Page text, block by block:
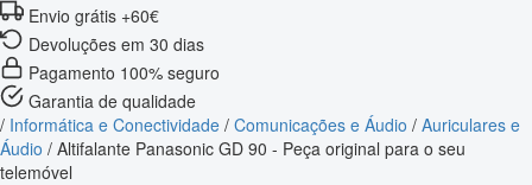
Envio grátis +60€
Devoluções em 30 dias
Pagamento 100% seguro
Garantia de qualidade
/ Informática e Conectividade / Comunicações e Áudio / Auriculares e
Áudio / Altifalante Panasonic GD 90 - Peça original para o seu
telemóvel